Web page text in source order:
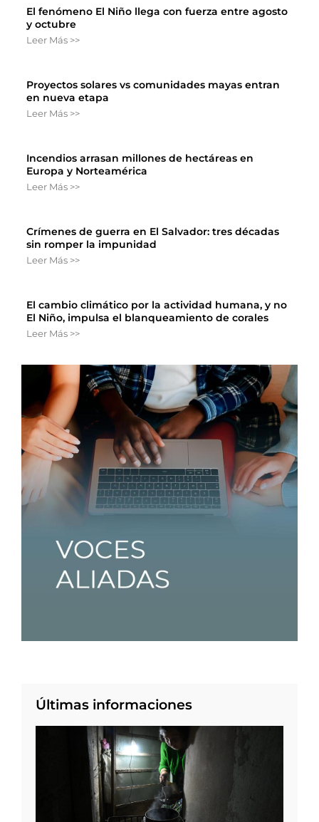
El fenómeno El Niño llega con fuerza entre agosto
y octubre
Leer Más >>
Proyectos solares vs comunidades mayas entran
en nueva etapa
Leer Más >>
Incendios arrasan millones de hectáreas en
Europa y Norteamérica
Leer Más >>
Crímenes de guerra en El Salvador: tres décadas
sin romper la impunidad
Leer Más >>
El cambio climático por la actividad humana, y no
El Niño, impulsa el blanqueamiento de corales
Leer Más >>
Últimas informaciones